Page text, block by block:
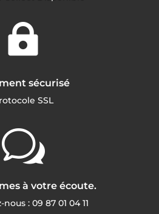

sécurisé
SSL
w
à votre écoute.
nous :09 87 01 04 11